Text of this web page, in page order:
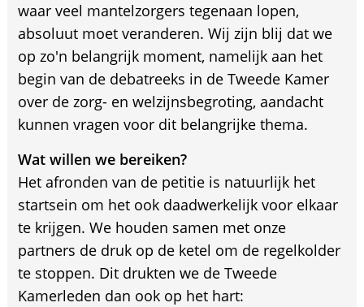
waar veel mantelzorgers tegenaan lopen,
absoluut moet veranderen. Wij zijn blij dat we
op zo'n belangrijk moment, namelijk aan het
begin van de debatreeks in de Tweede Kamer
over de zorg- en welzijnsbegroting, aandacht
kunnen vragen voor dit belangrijke thema.
Wat willen we bereiken?
Het afronden van de petitie is natuurlijk het
startsein om het ook daadwerkelijk voor elkaar
te krijgen. We houden samen met onze
partners de druk op de ketel om de regelkolder
te stoppen. Dit drukten we de Tweede
Kamerleden dan ook op het hart: